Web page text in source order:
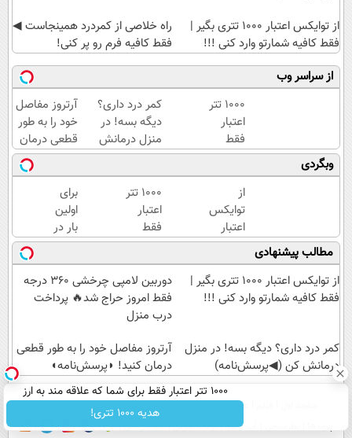
از توایکس اعتبار ۱۰۰۰ تتری بگیر |
فقط کافیه شمارتو وارد کنی !!!
‌راه خلاصی از کمردرد همینجاست ◀
فقط کافیه فرم رو پر کنی!
از سراسر وب
۱۰۰۰ تتر
اعتبار
فقط
برای
شما که
علاقه
مند به
ارز
دیجیتال
هستید
!
کمر درد داری؟
دیگه بسه! در
منزل درمانش
کن
(◀پرسش‌نامه)
آرتروز مفاصل
خود را به طور
قطعی درمان
کنید!
◗پرسش‌نامه◖
وبگردی
از
توایکس
اعتبار
۱۰۰۰
تتری
بگیر |
فقط
وارد
کنی !!!
۱۰۰۰ تتر
اعتبار
فقط
برای
شما که
علاقه
مند به
ارز
هستید
!
برای
اولین
بار در
ایران
🇮🇷
این
دکتر
کننده
23
روزه
ساخت!
مطالب پیشنهادی
از توایکس اعتبار ۱۰۰۰ تتری بگیر |
فقط کافیه شمارتو وارد کنی !!!
دوربین لامپی چرخشی 360 درجه
فقط امروز حراج شد🔥 پرداخت
درب منزل
کمر درد داری؟ دیگه بسه! در منزل
درمانش کن (◀پرسش‌نامه)
آرتروز مفاصل خود را به طور قطعی
درمان کنید! ◗پرسش‌نامه◖
۱۰۰۰ تتر اعتبار فقط برای شما که علاقه مند به ارز
دیجیتال هستید !
هدیه 1000 تتری! عصر ایران۲ تماس با ما
آب و هوا اوقات شرعی سواد زندگی